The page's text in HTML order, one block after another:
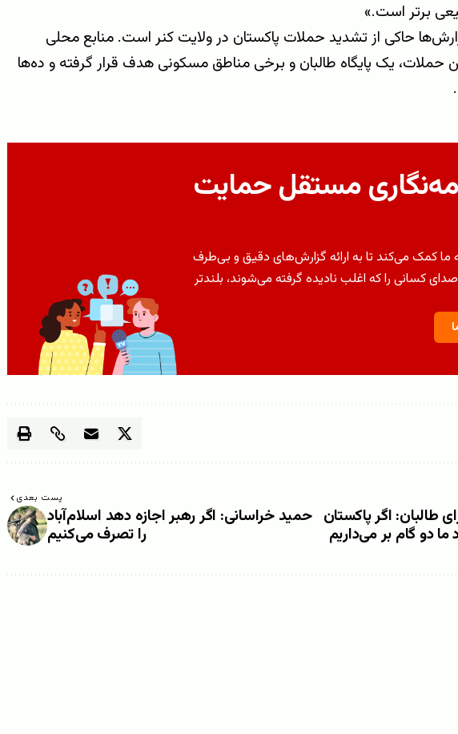
برتر است.»
حاکی از تشدید حملات پاکستان در ولایت کنر است. منابع محلی
حملات، یک پایگاه طالبان و برخی مناطق مسکونی هدف قرار گرفته و ده‌ها
مستقل حمایت
کمک می‌کند تا به ارائه گزارش‌های دقیق و بی‌طرف
کسانی را که اغلب نادیده گرفته می‌شوند، بلندتر
طالبان: اگر پاکستان
دو گام بر می‌داریم
پست بعدی
حمید خراسانی: اگر رهبر اجازه دهد اسلام‌آباد
را تصرف می‌کنیم